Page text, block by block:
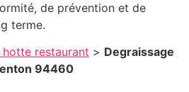
de prévention et de
terme.
hotte restaurant > Degraissage
94460